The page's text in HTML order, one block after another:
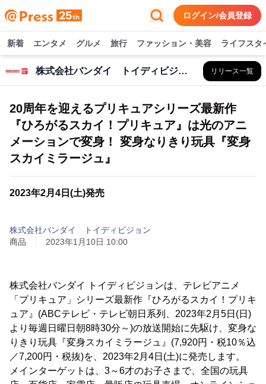
ログイン/会員登録
新着 エンタメ グルメ 旅行 ファッション・美容 ライフスタ
株式会社バンダイ トイディビジョン リリース一覧
20周年を迎えるプリキュアシリーズ最新作
『ひろがるスカイ！プリキュア』は光のアニ
メーションで変身！ 変身なりきり玩具『変身
スカイミラージュ』
2023年2月4日(土)発売
株式会社バンダイ トイディビジョン
商品
2023年1月10日 10:00
株式会社バンダイ トイディビジョンは、テレビアニメ
「プリキュア」シリーズ最新作『ひろがるスカイ！プリキ
ュア』(ABCテレビ・テレビ朝日系列、2023年2月5日(日)
より毎週日曜日朝8時30分～)の放送開始に先駆け、変身な
りきり玩具『変身スカイミラージュ』(7,920円・税10％込
／7,200円・税抜)を、2023年2月4日(土)に発売します。
メインターゲットは、3～6才のお子さまで、全国の玩具